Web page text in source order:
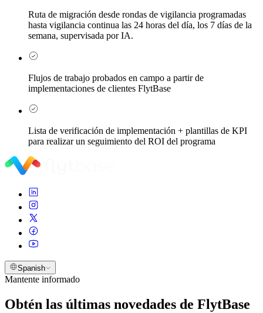
Ruta de migración desde rondas de vigilancia programadas
hasta vigilancia continua las 24 horas del día, los 7 días de la
semana, supervisada por IA.
Flujos de trabajo probados en campo a partir de
implementaciones de clientes FlytBase
Lista de verificación de implementación + plantillas de KPI
para realizar un seguimiento del ROI del programa
Spanish
Mantente informado
Obtén las últimas novedades de FlytBase